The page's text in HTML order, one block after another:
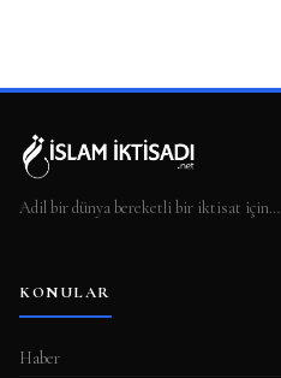
Adil bir dünya bereketli bir iktisat için…
KONULAR
Haber